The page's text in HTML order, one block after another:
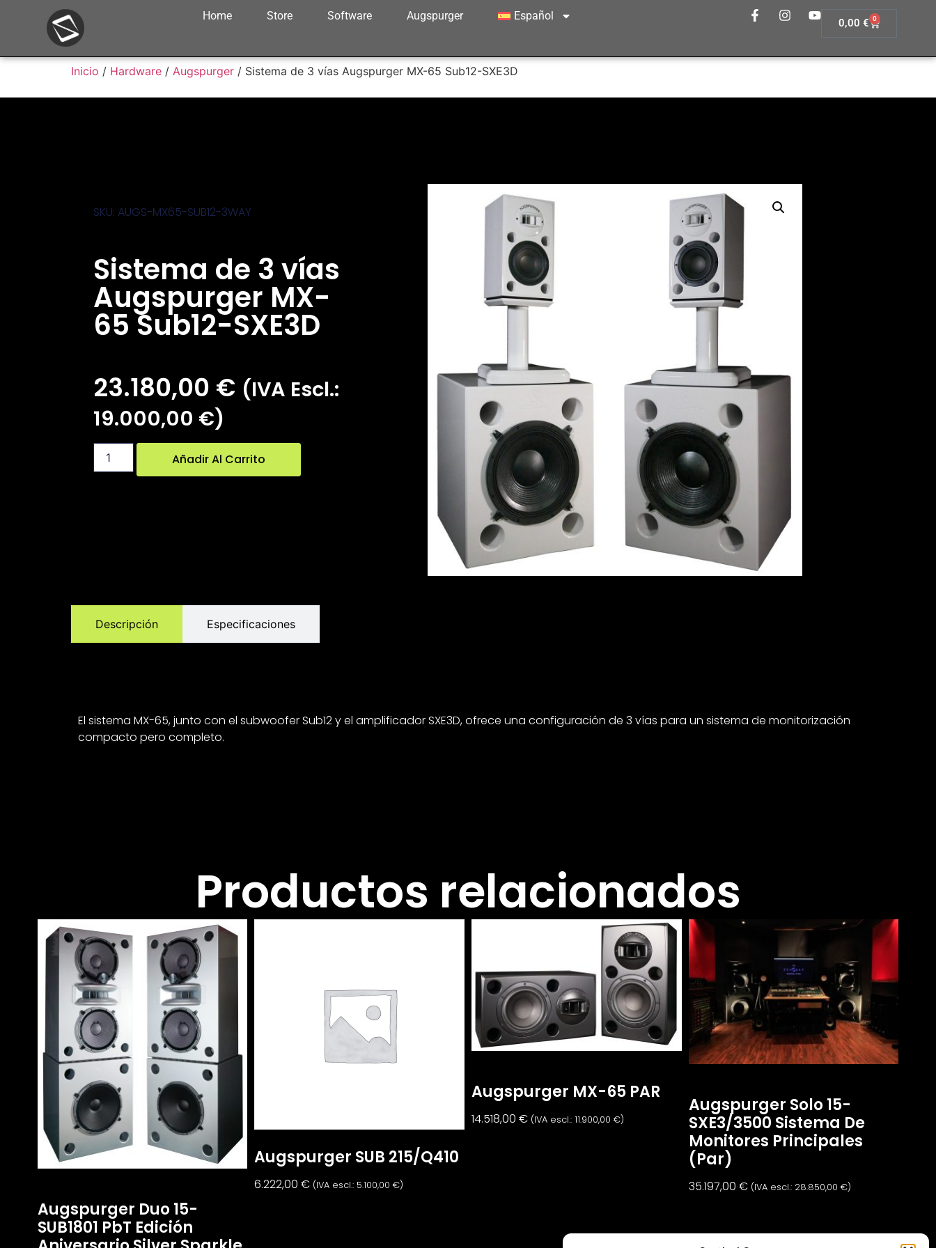
Home Store Software Augspurger Español
0,00€ 0
Inicio / Hardware / Augspurger / Sistema de 3 vías Augspurger MX-65 Sub12-SXE3D
SKU: AUGS-MX65-SUB12-3WAY
Sistema de 3 vías
Augspurger MX-
65 Sub12-SXE3D
23.180,00 € (IVA Escl.:
19.000,00 €)
Añadir Al Carrito
Descripción Especificaciones
El sistema MX-65, junto con el subwoofer Sub12 y el amplificador SXE3D, ofrece una configuración de 3 vías para un sistema de monitorización
compacto pero completo.
Productos relacionados
Augspurger Duo 15-
SUB1801 PbT Edición
Augspurger SUB 215/Q410
6.222,00€ (IVA escl.: 5.100,00€)
Augspurger MX-65 PAR
14.518,00 € (IVA escl.: 11.900,00 €)
Augspurger Solo 15-
SXE3/3500 Sistema De
Monitores Principales
(par)
35.197,00 € (IVA escl.: 28.850,00 €)